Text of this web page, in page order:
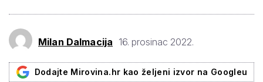
Milan Dalmacija 16. prosinac 2022.
Dodajte Mirovina.hr kao željeni izvor na Googleu